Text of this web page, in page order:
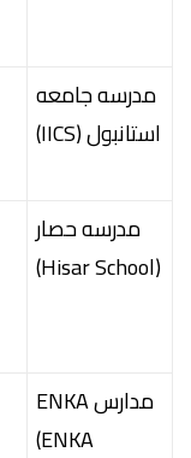
مدرسه جامعه
استانبول (IICS)
مدرسه حصار
(Hisar School)
مدارس ENKA
(ENKA